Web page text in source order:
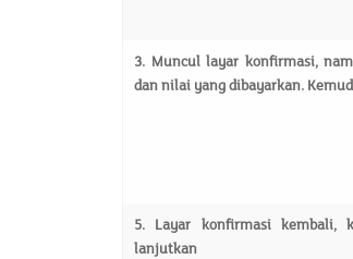
3. Muncul layar konfirmasi,
dan nilai yang dibayarkan.
5. Layar konfirmasi
lanjutkan